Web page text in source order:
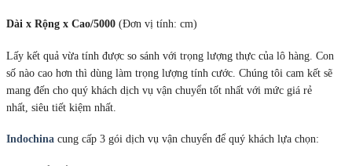
Dài x Rộng x Cao/5000 (Đơn vị tính: cm)
Lấy kết quả vừa tính được so sánh với trọng lượng thực của lô hàng. Con
số nào cao hơn thì dùng làm trọng lượng tính cước. Chúng tôi cam kết sẽ
mang đến cho quý khách dịch vụ vận chuyển tốt nhất với mức giá rẻ
nhất, siêu tiết kiệm nhất.
Indochina cung cấp 3 gói dịch vụ vận chuyển để quý khách lựa chọn: